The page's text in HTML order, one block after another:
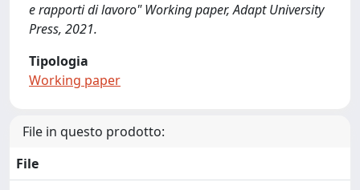
e rapporti di lavoro" Working paper, Adapt University
Press, 2021.
Tipologia
Working paper
File in questo prodotto:
File